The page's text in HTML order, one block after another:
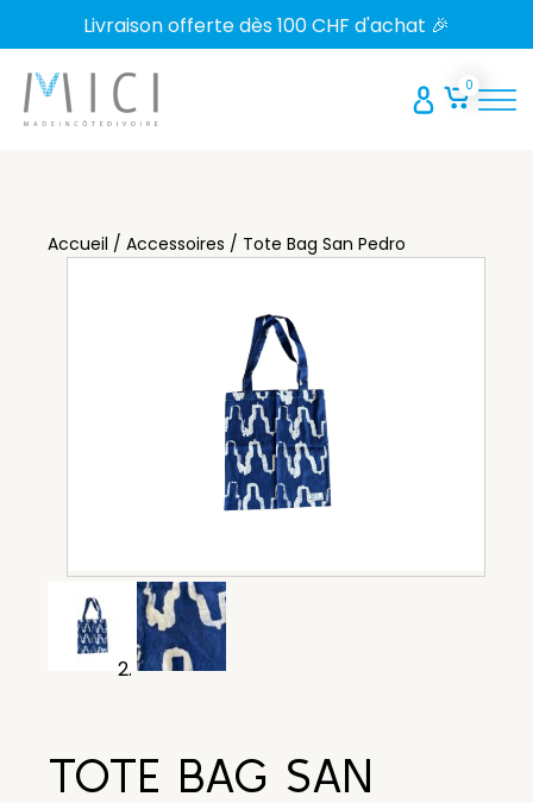
Livraison offerte dès 100 d'achat 🎉
Accueil / Accessoires / Tote Bag San Pedro
TOTE BAG SAN